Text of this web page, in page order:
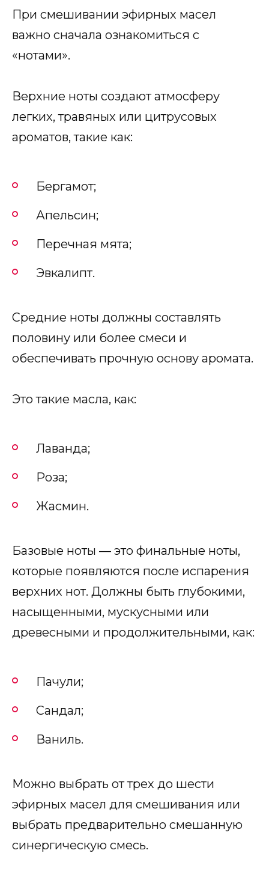
При смешивании эфирных масел
важно сначала ознакомиться с
«нотами».
Верхние ноты создают атмосферу
легких, травяных или цитрусовых
ароматов, такие как:
Бергамот;
Апельсин;
Перечная мята;
Эвкалипт.
Средние ноты должны составлять
половину или более смеси и
обеспечивать прочную основу аромата.
Это такие масла, как:
Лаванда;
Роза;
Жасмин.
Базовые ноты — это финальные ноты,
которые появляются после испарения
верхних нот. Должны быть глубокими,
насыщенными, мускусными или
древесными и продолжительными, как:
Пачули;
Сандал;
Ваниль.
Можно выбрать от трех до шести
эфирных масел для смешивания или
выбрать предварительно смешанную
синергическую смесь.